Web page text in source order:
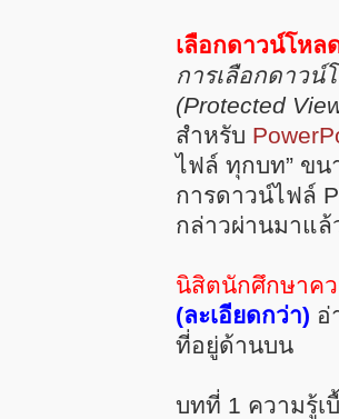
เลือกดาวน์โหล
การเลือกดาวน์
(Protected
สำหรับ
ไฟล์ ทุกบท” ขน
การดาวน์ไฟล์
กล่าวผ่านมาแล้
นิสิตนักศึกษาค
(ละเอียดกว่า) อ่
ที่อยู่ด้านบน
บทที่ 1 ความรู้เ